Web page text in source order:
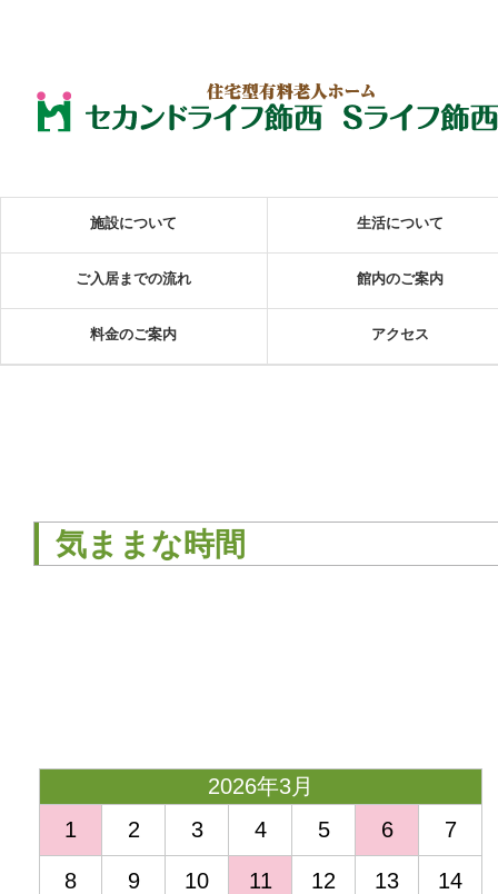
施設について 生活について
ご入居までの流れ 館内のご案内
料金のご案内 アクセス
気ままな時間
2026年3月
1
2 3 4 5 6 7
8 9 10 11 12 13 14